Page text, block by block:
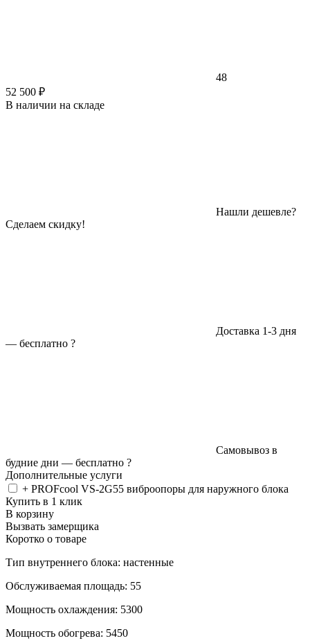
48
52 500 ₽
В наличии на складе
Нашли дешевле?
Сделаем скидку!
Доставка 1-3 дня
— бесплатно ?
Самовывоз в
будние дни — бесплатно ?
Дополнительные услуги
+ PROFcool VS-2G55 виброопоры для наружного блока
Купить в 1 клик
В корзину
Вызвать замерщика
Коротко о товаре
Тип внутреннего блока: настенные
Обслуживаемая площадь: 55
Мощность охлаждения: 5300
Мощность обогрева: 5450